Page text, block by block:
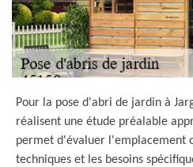
Pour la pose d'abri de jardin à
réalisent une étude préalable
permet d'évaluer l'emplacement
techniques et les besoins